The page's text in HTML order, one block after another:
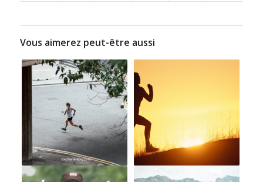
Vous aimerez peut-être aussi